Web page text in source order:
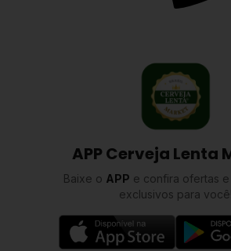
APP Cerveja Lenta
Baixe o APP e confira ofertas
exclusivos para você!